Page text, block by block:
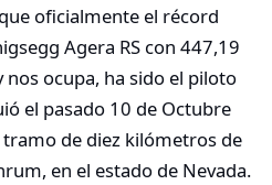
oficialmente el récord
Agera RS con 447,19
nos ocupa, ha sido el piloto
el pasado 10 de Octubre
de diez kilómetros de
en el estado de Nevada.